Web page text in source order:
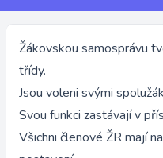
Žákovskou samosprávu
třídy.
Jsou voleni svými
Svou funkci zastávají v
Všichni členové ŽR mají